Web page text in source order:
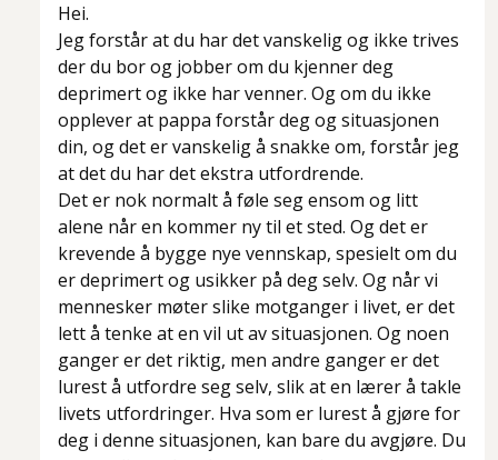
Hei.
Jeg forstår at du har det vanskelig og ikke trives
der du bor og jobber om du kjenner deg
deprimert og ikke har venner. Og om du ikke
opplever at pappa forstår deg og situasjonen
din, og det er vanskelig å snakke om, forstår jeg
at det du har det ekstra utfordrende.
Det er nok normalt å føle seg ensom og litt
alene når en kommer ny til et sted. Og det er
krevende å bygge nye vennskap, spesielt om du
er deprimert og usikker på deg selv. Og når vi
mennesker møter slike motganger i livet, er det
lett å tenke at en vil ut av situasjonen. Og noen
ganger er det riktig, men andre ganger er det
lurest å utfordre seg selv, slik at en lærer å takle
livets utfordringer. Hva som er lurest å gjøre for
deg i denne situasjonen, kan bare du avgjøre. Du